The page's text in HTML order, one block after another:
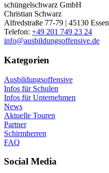
schüngelschwarz GmbH
Christian Schwarz
Alfredstraße 77-79 | 45130 Essen
Telefon: +49 201 749 23 24
info@ausbildungsoffensive.de
Kategorien
Ausbildungsoffensive
Infos für Schulen
Infos für Unternehmen
News
Aktuelle Touren
Partner
Schirmherren
FAQ
Social Media